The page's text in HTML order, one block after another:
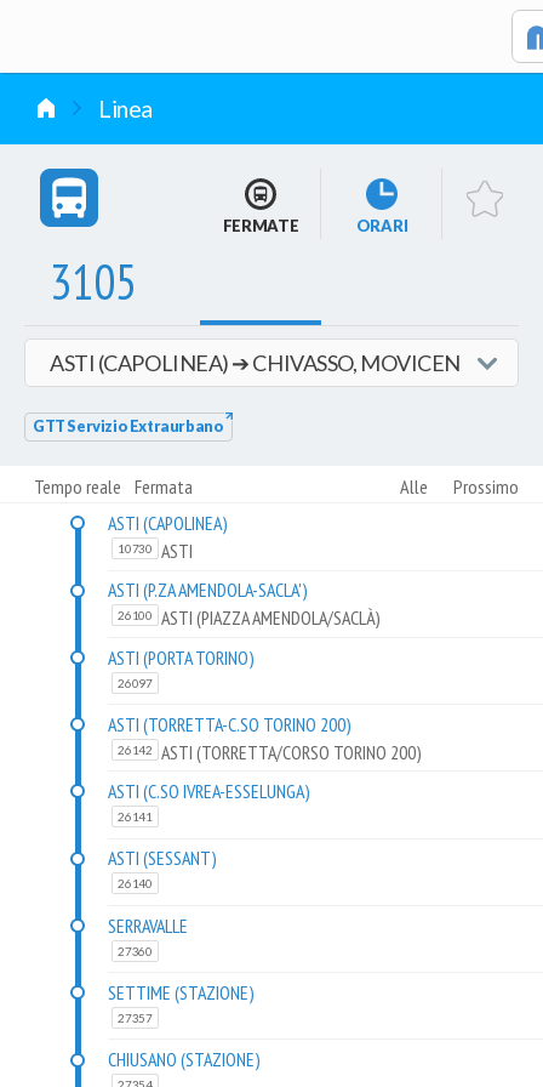
Linea
3105
FERMATE ORARI
GTT Servizio Extraurbano
Tempo reale Fermata Alle
Prossimo
ASTI (CAPOLINEA)
10730
ASTI
ASTI (P.ZA AMENDOLA-SACLA')
26100
ASTI (PIAZZA AMENDOLA/SACLÀ)
ASTI (PORTA TORINO)
26097
ASTI (TORRETTA-C.SO TORINO 200)
26142
ASTI (TORRETTA/CORSO TORINO 200)
ASTI (C.SO IVREA-ESSELUNGA)
26141
ASTI (SESSANT)
26140
SERRAVALLE
27360
SETTIME (STAZIONE)
27357
CHIUSANO (STAZIONE)